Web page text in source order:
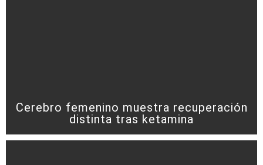
Cerebro femenino muestra recuperación
distinta tras ketamina